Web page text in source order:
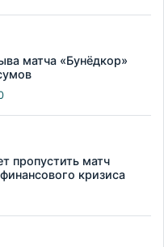
матча «Бунёдкор»
пропустить матч
кризиса